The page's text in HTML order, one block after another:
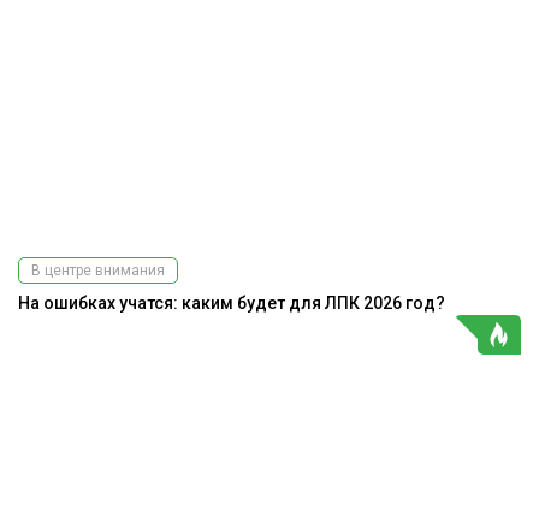
В центре внимания
На ошибках учатся: каким будет для ЛПК 2026 год?